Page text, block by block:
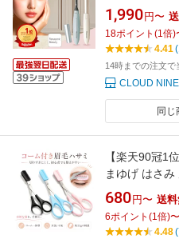
ソニック まつ
プ ダブルヒ
シュカーラー
ラー パナソ
1,990 円〜
18ポイント (1倍)
4.41
14時までの注文
CLOUD NINE
同じ
【楽天90冠1
まゆげ はさ
眉毛バサミ 眉
眉ハサミ 眉毛
はさみ 眉カッ
680 円〜 送
6ポイント (1倍)〜
4.48